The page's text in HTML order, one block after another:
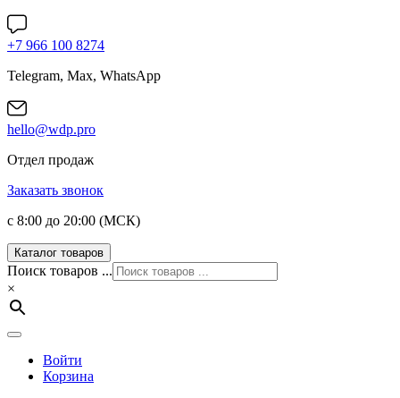
+7 966 100 8274
Telegram, Max, WhatsApp
hello@wdp.pro
Отдел продаж
Заказать звонок
с 8:00 до 20:00 (МСК)
Каталог товаров
Поиск товаров ...
×
Войти
Корзина